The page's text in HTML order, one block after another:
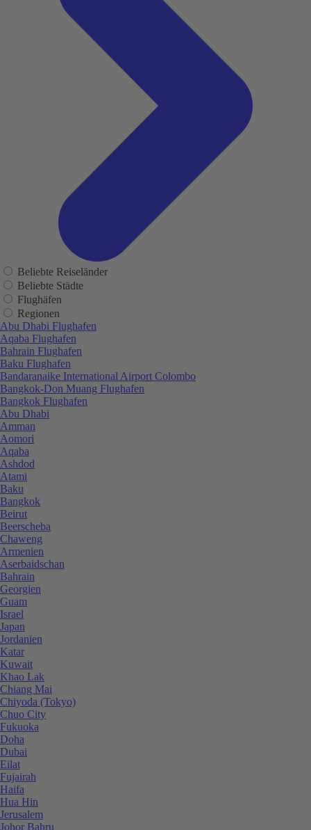
Beliebte Reiseländer
Beliebte Städte
Flughäfen
Regionen
Abu Dhabi Flughafen
Aqaba Flughafen
Bahrain Flughafen
Baku Flughafen
Bandaranaike International Airport Colombo
Bangkok-Don Muang Flughafen
Bangkok Flughafen
Abu Dhabi
Amman
Aomori
Aqaba
Ashdod
Atami
Baku
Bangkok
Beirut
Beerscheba
Chaweng
Armenien
Aserbaidschan
Bahrain
Georgien
Guam
Israel
Japan
Jordanien
Katar
Kuwait
Khao Lak
Chiang Mai
Chiyoda (Tokyo)
Chuo City
Fukuoka
Doha
Dubai
Eilat
Fujairah
Haifa
Hua Hin
Jerusalem
Johor Bahru